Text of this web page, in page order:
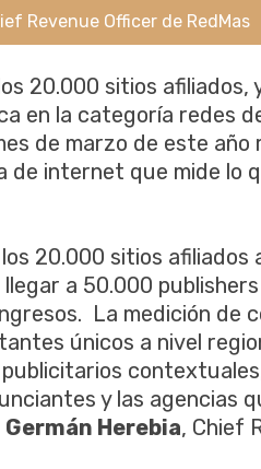
Revenue Officer de RedMas
20.000 sitios
en la categoría redes
de marzo de este año
de internet que mide lo
20.000 sitios
a 50.000
La medición de
únicos a nivel
y las agencias
Germán Herebia, Chief